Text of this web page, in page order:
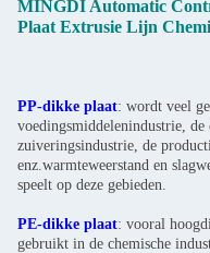
MINGDI Automatic
Plaat Extrusie Lijn
PP-dikke plaat: wordt veel
voedingsmiddelenindustrie,
zuiveringsindustrie, de
enz.warmteweerstand en
speelt op deze gebieden.
PE-dikke plaat: vooral
gebruikt in de chemische